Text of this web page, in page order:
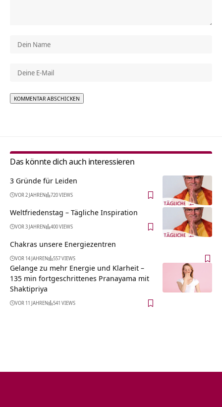
Das könnte dich auch interessieren
3 Gründe für Leiden
VOR 2 JAHREN 720 VIEWS
Weltfriedenstag – Tägliche Inspiration
VOR 3 JAHREN 400 VIEWS
Chakras unsere Energiezentren
VOR 14 JAHREN 557 VIEWS
Gelange zu mehr Energie und Klarheit –
135 min fortgeschrittenes Pranayama mit
Shaktipriya
VOR 11 JAHREN 541 VIEWS